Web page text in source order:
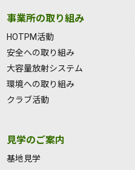
事業所の取り組み
HOTPM活動
安全への取り組み
大容量放射システム
環境への取り組み
クラブ活動
見学のご案内
基地見学